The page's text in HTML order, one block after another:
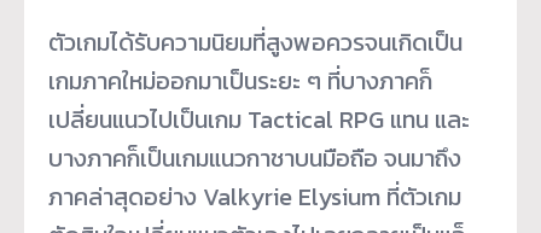
ตัวเกมได้รับความนิยมที่สูงพอควรจนเกิดเป็น
เกมภาคใหม่ออกมาเป็นระยะ ๆ ที่บางภาคก็
เปลี่ยนแนวไปเป็นเกม Tactical RPG แทน และ
บางภาคก็เป็นเกมแนวกาชาบนมือถือ จนมาถึง
ภาคล่าสุดอย่าง Valkyrie Elysium ที่ตัวเกม